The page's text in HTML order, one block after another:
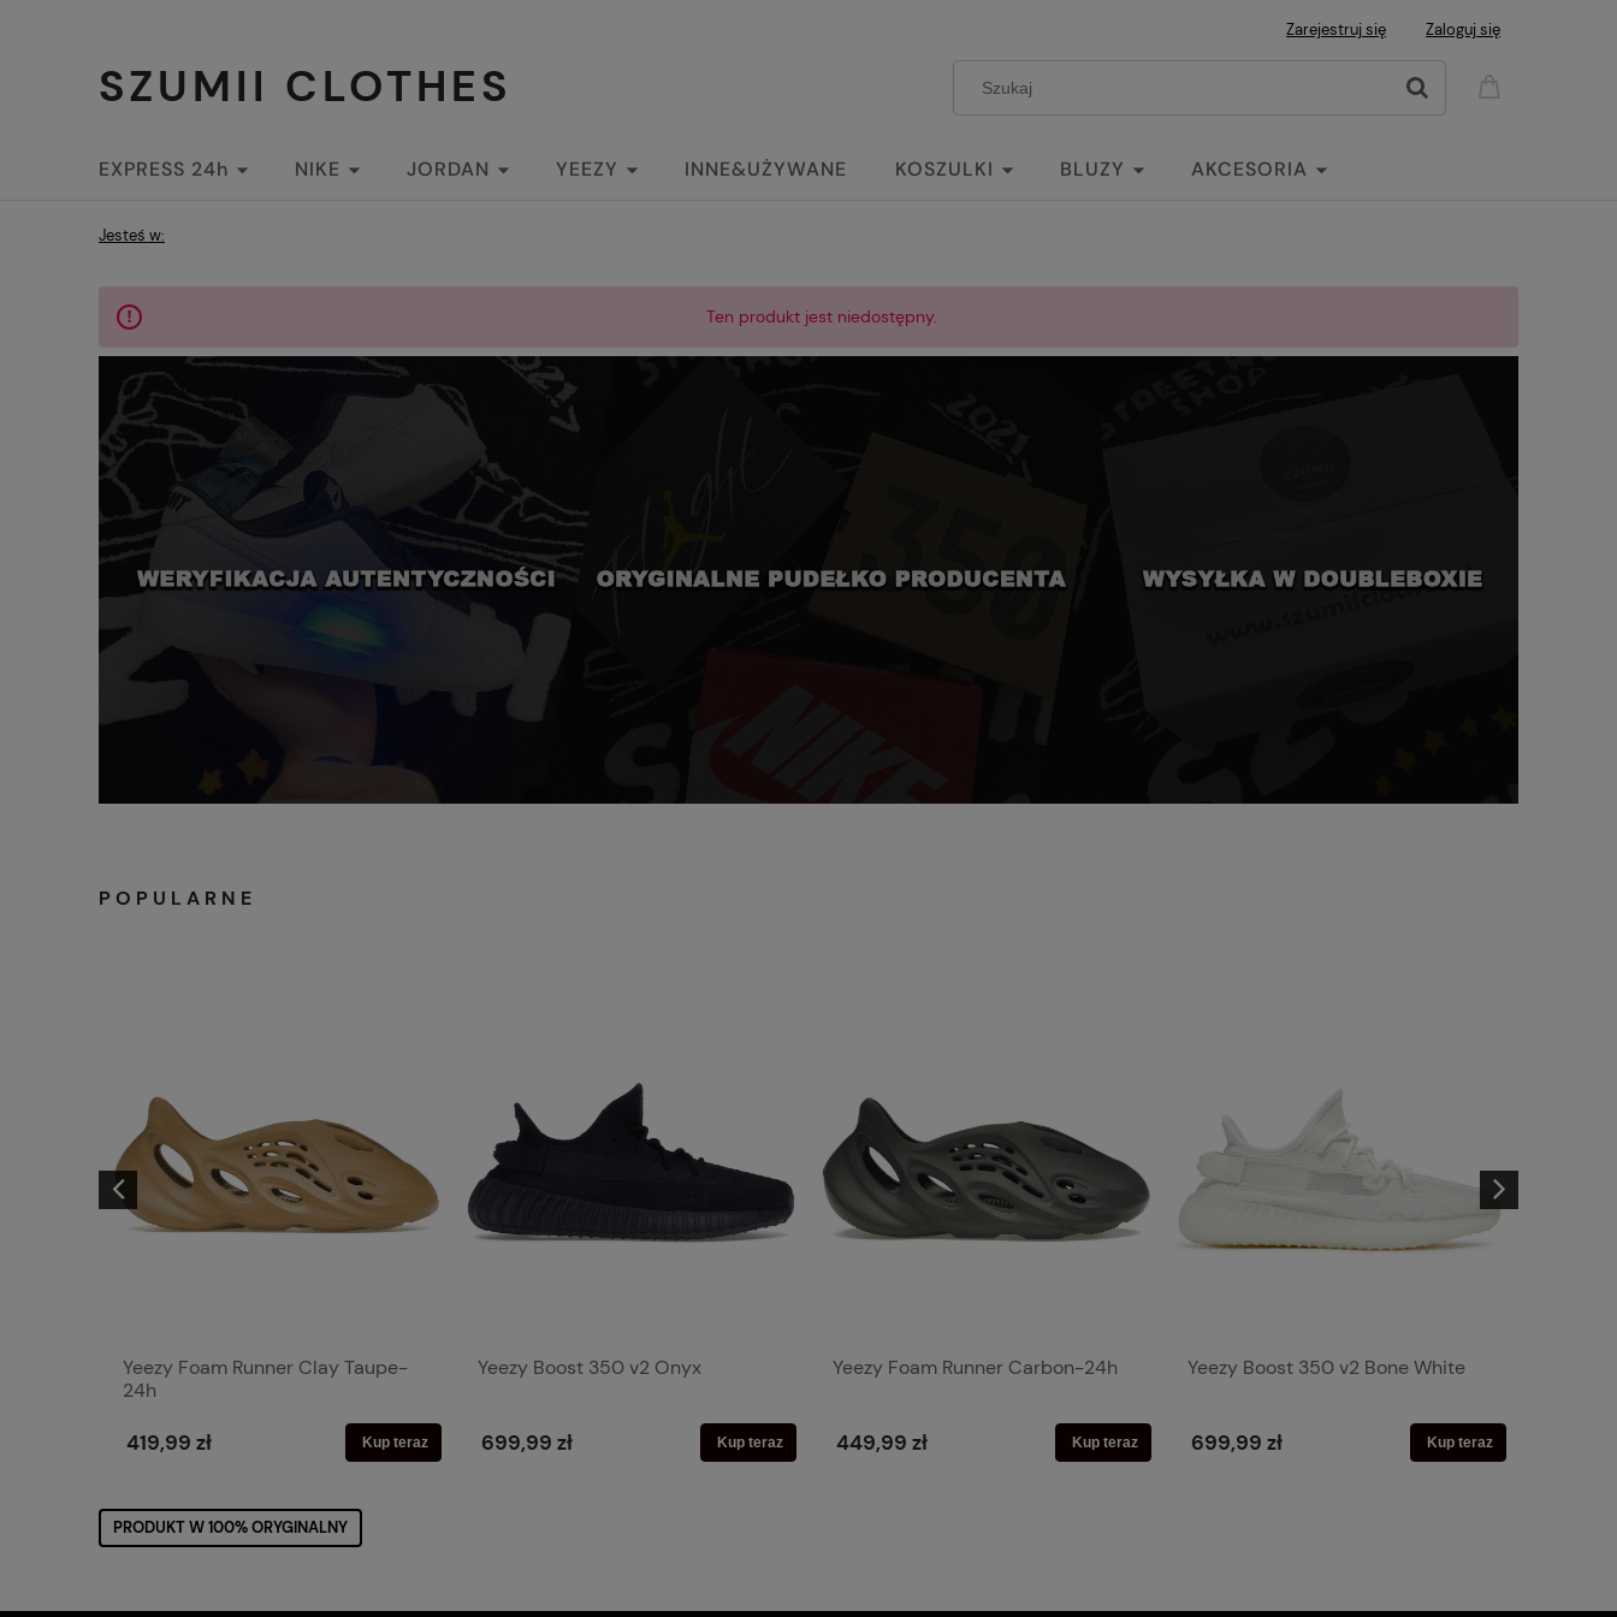
Zarejestruj się Zaloguj się
SZUMII CLOTHES
EXPRESS 24h NIKE JORDAN YEEZY INNE&UŻYWANE KOSZULKI BLUZY AKCESORIA
STREETWEAR
Jesteś w:
Ten produkt jest niedostępny.
POPULARNE
Yeezy Foam Runner Clay Taupe-
24h
419,99 zł Kup teraz
Yeezy Boost 350 v2 Onyx
699,99 zł Kup teraz
Yeezy Foam Runner Carbon-24h
449,99 zł Kup teraz
Yeezy Boost 350 v2 Bone White
699,99 zł Kup teraz
PRODUKT W 100% ORYGINALNY